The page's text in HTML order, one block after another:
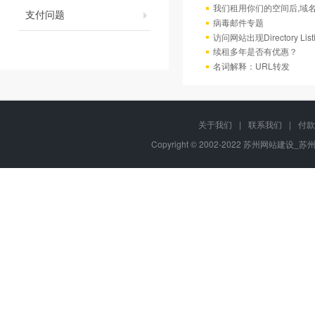
支付问题
我们租用你们的空间后,域
病毒邮件专题
访问网站出现Directory
续租多年是否有优惠？
名词解释：URL转发
关于我们 | 联系我们 |
付
Copyright © 2002-2022 苏州网站建设_